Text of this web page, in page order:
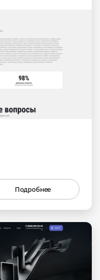
Подробнее